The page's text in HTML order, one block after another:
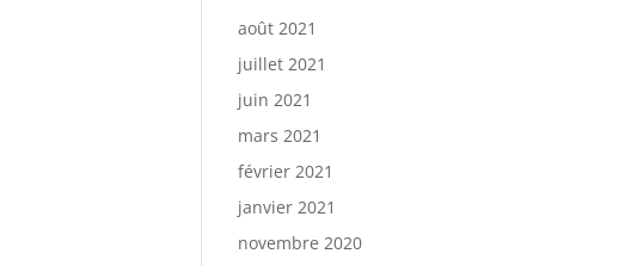
août 2021
juillet 2021
juin 2021
mars 2021
février 2021
janvier 2021
novembre 2020